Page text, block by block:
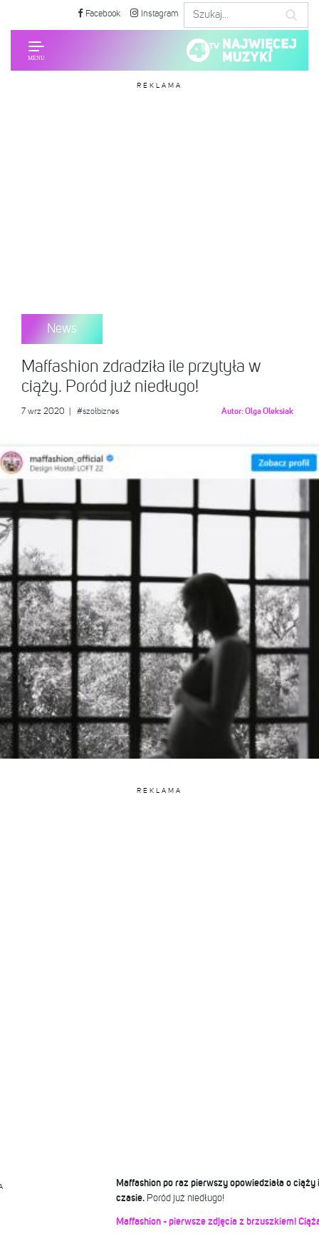
Facebook Instagram
REKLAMA
News
Maffashion zdradziła ile przytyła w
ciąży. Poród już niedługo!
7 wrz 2020 #szołbiznes Autor:Olga Oleksiak
REKLAMA
Maffashion po raz pierwszy opowiedziała o ciąży i
czasie. Poród już niedługo!
Maffashion - pierwsze zdjęcia z brzuszkiem!